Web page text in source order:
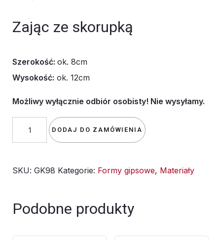
Zając ze skorupką
Szerokość: ok. 8cm
Wysokość: ok. 12cm
Możliwy wyłącznie odbiór osobisty! Nie wysyłamy.
Zając
skorupką
DODAJ DO ZAMÓWIENIA
SKU: GK98 Kategorie: Formy gipsowe, Materiały
Podobne produkty